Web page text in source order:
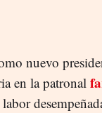
nuevo
en la patronal